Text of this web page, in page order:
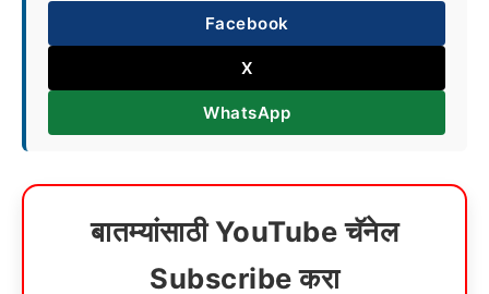
Facebook
X
WhatsApp
बातम्यांसाठी YouTube चॅनेल
Subscribe करा